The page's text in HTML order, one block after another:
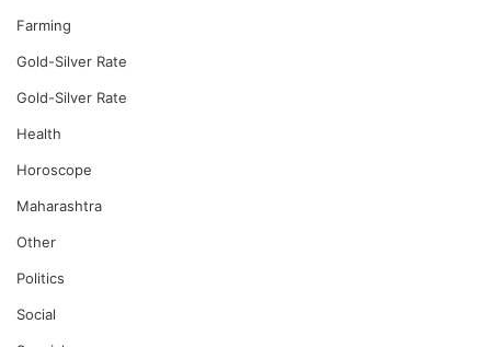
Farming
Gold-Silver Rate
Gold-Silver Rate
Health
Horoscope
Maharashtra
Other
Politics
Social